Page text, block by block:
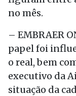
no mês.
– EMBRAER
papel foi
o real, bem
executivo da
situação da